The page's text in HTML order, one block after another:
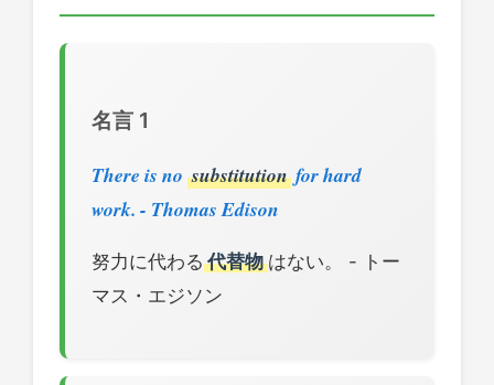
名言 1
There is no substitution for hard
work. - Thomas Edison
努力に代わる 代替物はない。 - トー
マス・エジソン